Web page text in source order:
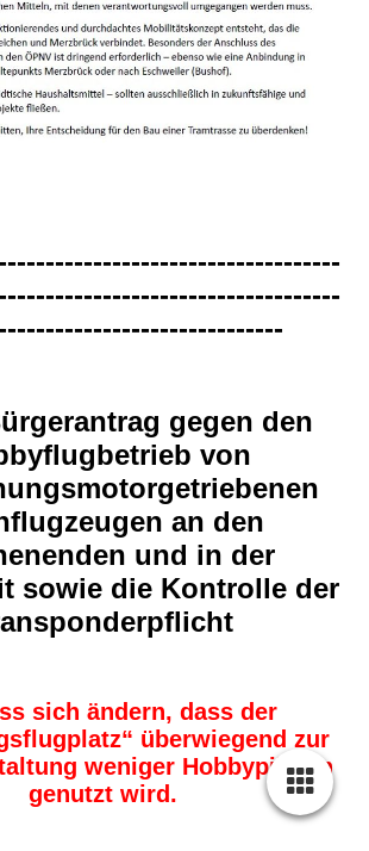
gegen den
von
an den
und in der
sowie die Kontrolle der
sich ändern, dass der
überwiegend zur
weniger Hobbypiloten
genutzt wird.